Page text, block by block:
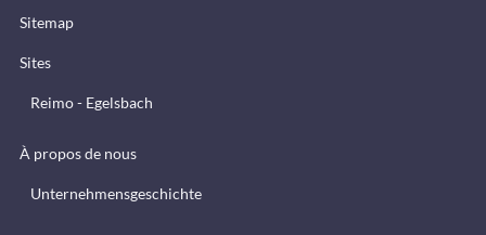
Sitemap
Sites
Reimo - Egelsbach
À propos de nous
Unternehmensgeschichte